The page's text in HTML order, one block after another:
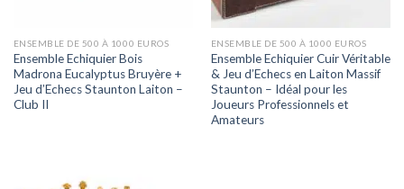
ENSEMBLE DE 500 À 1000 EUROS
Ensemble Echiquier Bois
Madrona Eucalyptus Bruyère +
Jeu d’Echecs Staunton Laiton –
Club II
ENSEMBLE DE 500 À 1000 EUROS
Ensemble Echiquier Cuir Véritable
& Jeu d’Echecs en Laiton Massif
Staunton – Idéal pour les
Joueurs Professionnels et
Amateurs